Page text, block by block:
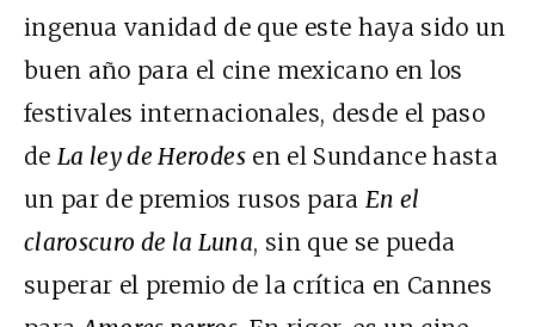
ingenua vanidad de que este haya sido un
buen año para el cine mexicano en los
festivales internacionales, desde el paso
deLa ley de Herodesen el Sundance hasta
un par de premios rusos para En el
claroscuro de la Luna, sin que se pueda
superar el premio de la crítica en Cannes